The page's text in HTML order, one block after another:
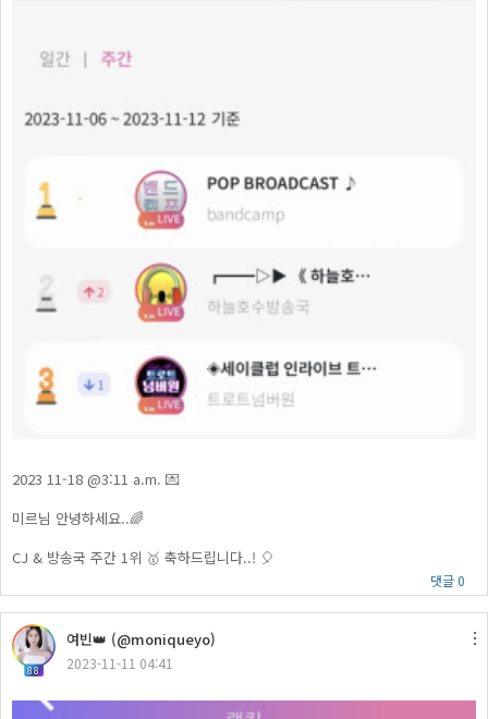
2023 11-18 @3:11 a.m. 💌
미르님 안녕하세요..🌈
CJ & 방송국 주간 1위 🥇 축하드립니다..! 🎈
댓글 0
88
여빈👑 (@moniqueyo)
2023-11-11 04:41